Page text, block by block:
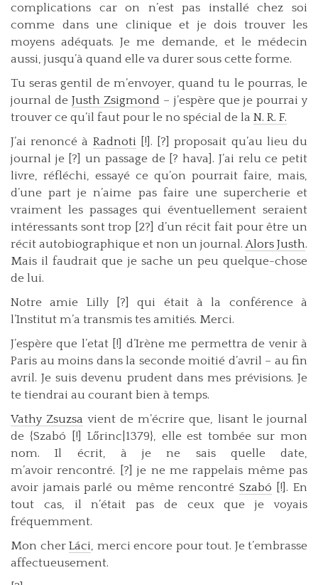
complications car on n’est pas installé chez soi
comme dans une clinique et je dois trouver les
moyens adéquats. Je me demande, et le médecin
aussi, jusqu’à quand elle va durer sous cette forme.
Tu seras gentil de m’envoyer, quand tu le pourras, le
journal deJusth Zsigmond – j’espère que je pourrai y
trouver ce qu’il faut pour le no spécial de la N. R. F.
J’ai renoncé à Radnoti [!]. [?] proposait qu’au lieu du
journal je [?] un passage de [? hava]. J’ai relu ce petit
livre, réfléchi, essayé ce qu’on pourrait faire, mais,
d’une part je n’aime pas faire une supercherie et
vraiment les passages qui éventuellement seraient
intéressants sont trop [2?] d’un récit fait pour être un
récit autobiographique et non un journal.Alors Justh.
Mais il faudrait que je sache un peu quelque-chose
de lui.
Notre amie Lilly [?] qui était à la conférence à
l’Institut m’a transmis tes amitiés. Merci.
J’espère que l’etat [!] d’Irène me permettra de venir à
Paris au moins dans la seconde moitié d’avril – au fin
avril. Je suis devenu prudent dans mes prévisions. Je
te tiendrai au courant bien à temps.
Vathy Zsuzsa vient de m’écrire que, lisant le journal
de {Szabó [!] Lőrinc|1379}, elle est tombée sur mon
nom. Il écrit, à je ne sais quelle date,
m’avoir rencontré. [?] je ne me rappelais même pas
avoir jamais parlé ou même rencontré Szabó [!]. En
tout cas, il n’était pas de ceux que je voyais
fréquemment.
Mon cher Láci, merci encore pour tout. Je t’embrasse
affectueusement.